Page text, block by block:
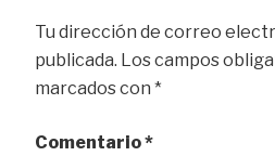
Tu dirección de correo
publicada. Los campos
marcados con *
Comentario*